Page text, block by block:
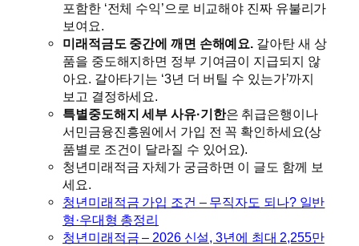
포함한 ‘전체 수익’으로 비교해야 진짜 유불리가
보여요.
미래적금도 중간에 깨면 손해예요. 갈아탄 새 상
품을 중도해지하면 정부 기여금이 지급되지 않
아요. 갈아타기는 ‘3년 더 버틸 수 있는가’까지
보고 결정하세요.
특별중도해지 세부 사유·기한은 취급은행이나
서민금융진흥원에서 가입 전 꼭 확인하세요(상
품별로 조건이 달라질 수 있어요).
청년미래적금 자체가 궁금하면 이 글도 함께 보
세요.
청년미래적금 가입 조건 – 무직자도 되나? 일반
형·우대형 총정리
청년미래적금 – 2026 신설, 3년에 최대 2,255만